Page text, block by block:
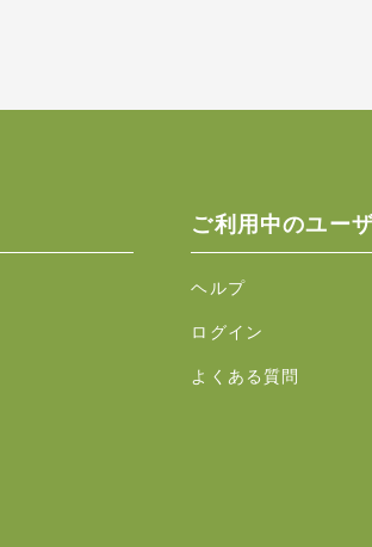
ご利用中のユー
ヘルプ
ログイン
よくある質問